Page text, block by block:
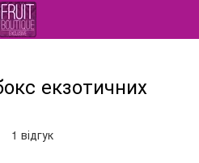
екзотичних
1 відгук